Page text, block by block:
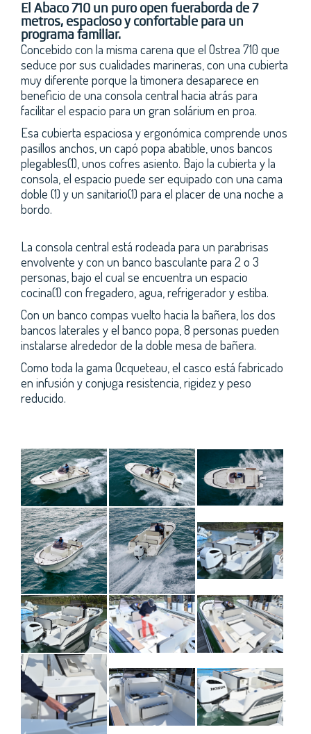
El Abaco 710 un puro open fueraborda de 7
metros, espacioso y confortable para un
programa familiar.
Concebido con la misma carena que el Ostrea 710 que
seduce por sus cualidades marineras, con una cubierta
muy diferente porque la timonera desaparece en
beneficio de una consola central hacia atrás para
facilitar el espacio para un gran solárium en proa.
Esa cubierta espaciosa y ergonómica comprende unos
pasillos anchos, un capó popa abatible, unos bancos
plegables(1), unos cofres asiento. Bajo la cubierta y la
consola, el espacio puede ser equipado con una cama
doble (1) y un sanitario(1) para el placer de una noche a
bordo.
La consola central está rodeada para un parabrisas
envolvente y con un banco basculante para 2 o 3
personas, bajo el cual se encuentra un espacio
cocina(1) con fregadero, agua, refrigerador y estiba.
Con un banco compas vuelto hacia la bañera, los dos
bancos laterales y el banco popa, 8 personas pueden
instalarse alrededor de la doble mesa de bañera.
Como toda la gama Ocqueteau, el casco está fabricado
en infusión y conjuga resistencia, rigidez y peso
reducido.